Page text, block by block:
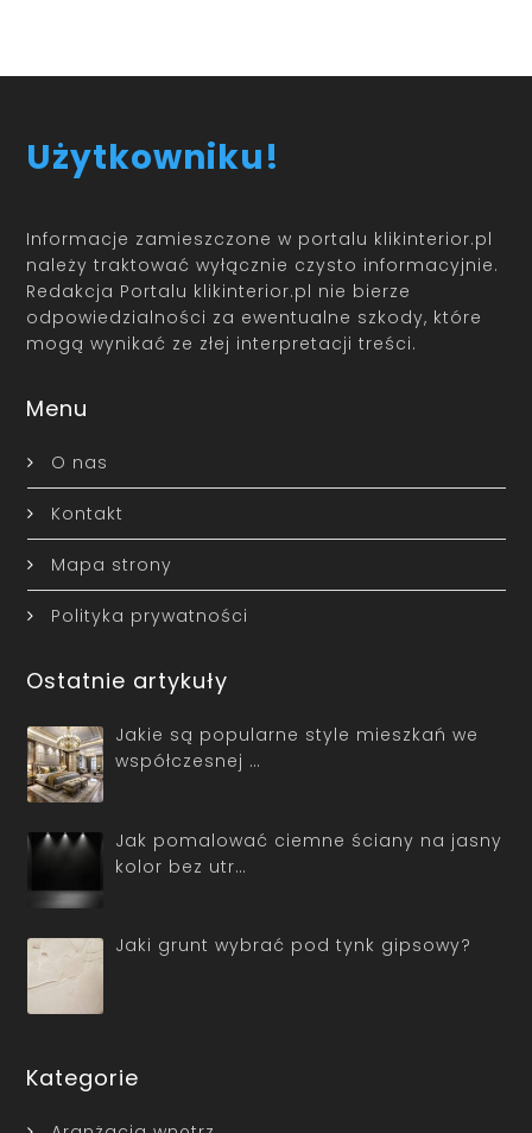
Użytkowniku!
Informacje zamieszczone w portalu klikinterior.pl
należy traktować wyłącznie czysto informacyjnie.
Redakcja Portalu klikinterior.pl nie bierze
odpowiedzialności za ewentualne szkody, które
mogą wynikać ze złej interpretacji treści.
Menu
O nas
Kontakt
Mapa strony
Polityka prywatności
Ostatnie artykuły
Jakie są popularne style mieszkań we
współczesnej …
Jak pomalować ciemne ściany na jasny
kolor bez utr…
Jaki grunt wybrać pod tynk gipsowy?
Kategorie